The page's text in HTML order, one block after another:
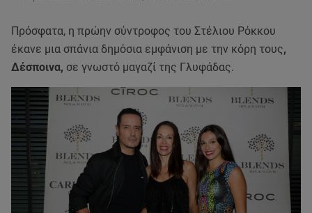
Πρόσφατα, η πρώην σύντροφος του Στέλιου Ρόκκου
έκανε μια σπάνια δημόσια εμφάνιση με την κόρη τους,
Δέσποινα, σε γνωστό μαγαζί της Γλυφάδας.